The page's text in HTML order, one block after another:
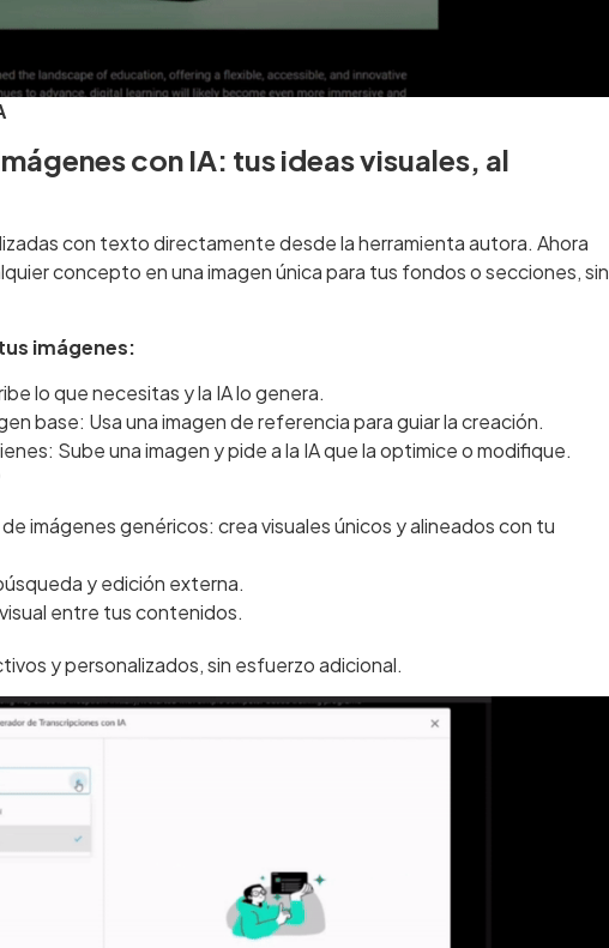
con IA: tus ideas visuales, al
con texto directamente desde la herramienta autora. Ahora
concepto en una imagen única para tus fondos o secciones, sin
imágenes:
lo que necesitas y la IA lo genera.
base: Usa una imagen de referencia para guiar la creación.
Sube una imagen y pide a la IA que la optimice o modifique.
imágenes genéricos: crea visuales únicos y alineados con tu
y edición externa.
entre tus contenidos.
y personalizados, sin esfuerzo adicional.